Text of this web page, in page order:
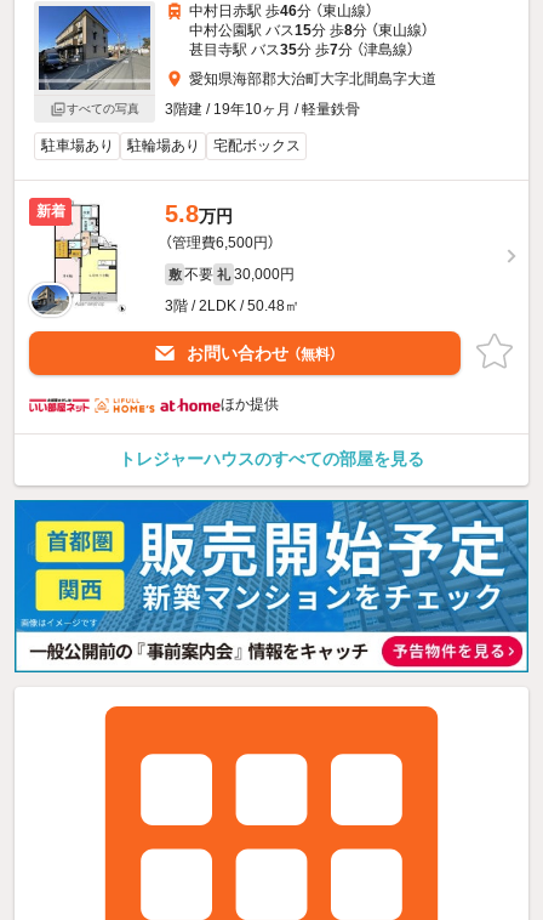
すべての写真
中村日赤駅 歩46分 （東山線）
中村公園駅 バス15分 歩8分 （東山線）
甚目寺駅 バス35分 歩7分 （津島線）
愛知県海部郡大治町大字北間島字大道
3階建 / 19年10ヶ月 / 軽量鉄骨
駐車場あり 駐輪場あり 宅配ボックス
新着 5.8万円
（管理費6,500円）
敷 不要 礼 30,000円
3階 / 2LDK / 50.48㎡
お問い合わせ （無料）
ほか提供
トレジャーハウスのすべての部屋を見る